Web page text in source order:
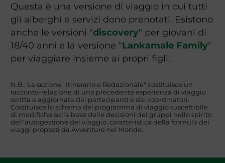
Questa è una versione di viaggio in cui tutti
gli alberghi e servizi dono prenotati. Esistono
anche le versioni "discovery" per giovani di
18/40 anni e la versione "Lankamale Family"
per viaggiare insieme ai propri figli.
N.B.: La sezione "Itinerario e Redazionale" costituisce un
racconto-relazione di una precedente esperienza di viaggio
scritta e aggiornata dai partecipanti e dai coordinatori.
Costituisce lo schema del programma di viaggio suscettibile
di modifiche sulla base delle decisioni dei gruppi nello spirito
dell'autogestione del viaggio, caratteristica della formula dei
viaggi proposti da Avventure nel Mondo.